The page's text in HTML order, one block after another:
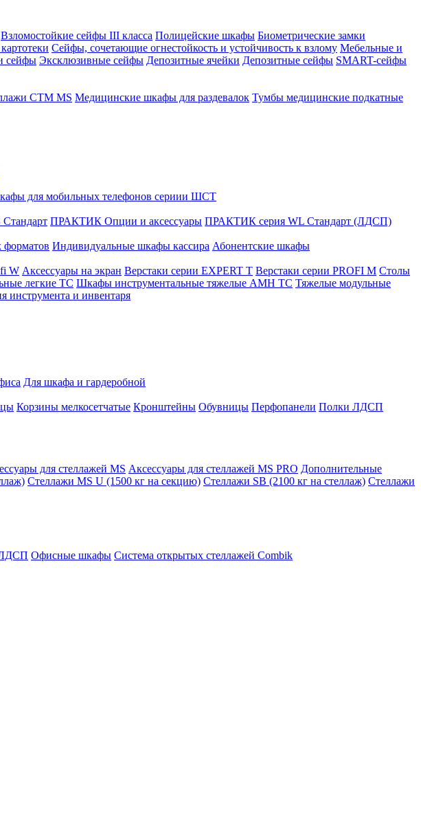
Взломостойкие сейфы III класса Полицейские шкафы Биометрические замки
Сейфы, сочетающие огнестойкость и устойчивость к взлому Мебельные и
сейфы Эксклюзивные сейфы Депозитные ячейки Депозитные сейфы SMART-сейфы
CTM MS Медицинские шкафы для раздевалок Тумбы медицинские подкатные
для мобильных телефонов сериии ШСТ
ПРАКТИК Опции и аксессуары ПРАКТИК серия WL Стандарт (ЛДСП)
форматов Индивидуальные шкафы кассира Абонентские шкафы
W Аксессуары на экран Верстаки серии EXPERT T Верстаки серии PROFI M Столы
легкие ТС Шкафы инструментальные тяжелые AMH TC Тяжелые модульные
инструмента и инвентаря
Для шкафа и гардеробной
Корзины мелкосетчатые Кронштейны Обувницы Перфопанели Полки ЛДСП
для стеллажей MS Аксессуары для стеллажей MS PRO Дополнительные
Стеллажи MS U (1500 кг на секцию) Стеллажи SB (2100 кг на стеллаж) Стеллажи
ЛДСП Офисные шкафы Система открытых стеллажей Combik